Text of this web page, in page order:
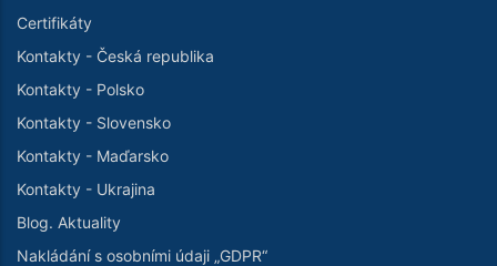
Certifikáty
Kontakty - Česká republika
Kontakty - Polsko
Kontakty - Slovensko
Kontakty - Maďarsko
Kontakty - Ukrajina
Blog. Aktuality
Nakládání s osobními údaji „GDPR“